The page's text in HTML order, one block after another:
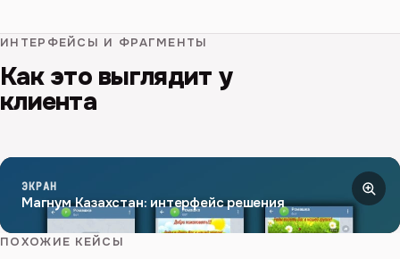
ИНТЕРФЕЙСЫ И ФРАГМЕНТЫ
Как это выглядит у
клиента
ЭКРАН
Магнум Казахстан: интерфейс решения
ПОХОЖИЕ КЕЙСЫ